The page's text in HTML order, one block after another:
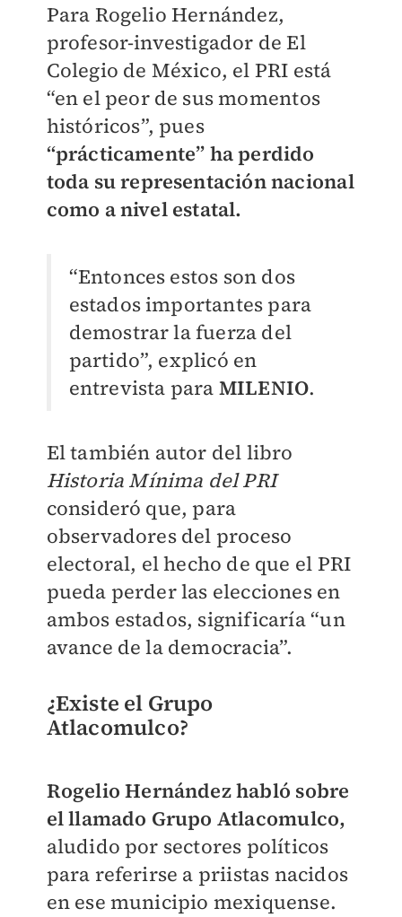
Para Rogelio Hernández,
profesor-investigador de El
Colegio de México, el PRI está
“en el peor de sus momentos
históricos”, pues
“prácticamente” ha perdido
toda su representación nacional
como a nivel estatal.
“Entonces estos son dos
estados importantes para
demostrar la fuerza del
partido”, explicó en
entrevista para MILENIO.
El también autor del libro
Historia Mínima del PRI
consideró que, para
observadores del proceso
electoral, el hecho de que el PRI
pueda perder las elecciones en
ambos estados, significaría “un
avance de la democracia”.
¿Existe el Grupo
Atlacomulco?
Rogelio Hernández habló sobre
el llamado Grupo Atlacomulco,
aludido por sectores políticos
para referirse a priistas nacidos
en ese municipio mexiquense.